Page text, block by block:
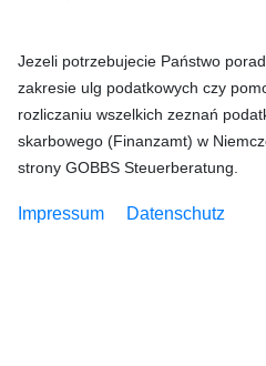
Jezeli potrzebujecie Państwo
zakresie ulg podatkowych czy
rozliczaniu wszelkich zeznań
skarbowego (Finanzamt) w
strony GOBBS Steuerberatung.
Impressum Datenschutz